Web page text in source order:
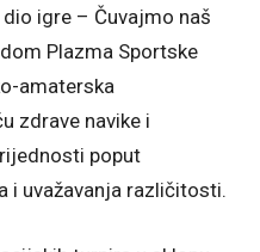
igre – Čuvajmo naš
Plazma Sportske
amaterska
zdrave navike i
poput
i uvažavanja različitosti.